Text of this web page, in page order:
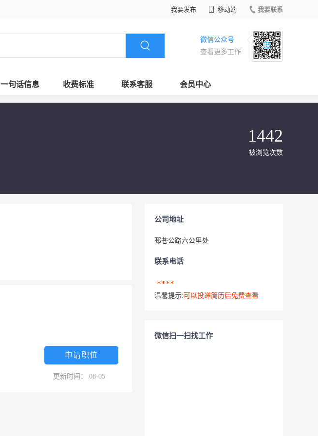
我要发布 移动端 我要联系
微信公众号
查看更多工作
一句话信息 收费标准 联系客服 会员中心
1442
被浏览次数
申请职位
更新时间： 08-05
公司地址
邳苍公路六公里处
联系电话
****
温馨提示: 可以投递简历后免费查看
微信扫一扫找工作